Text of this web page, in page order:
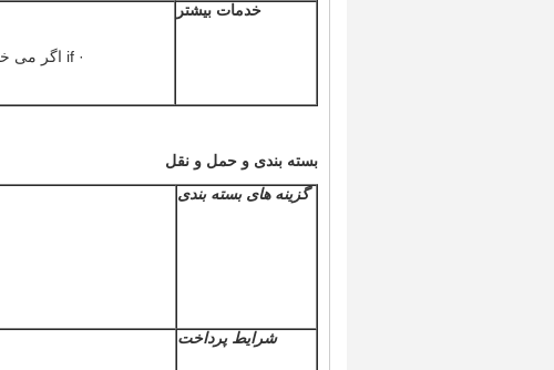
خدمات بیشتر
· if اگر می خواهید به چین سفر کنید ، ما می توانیم برای شما ویزای دعوت نامه ارائه دهیم.
بسته بندی و حمل و نقل
گزینه های بسته بندی
شرایط پرداخت